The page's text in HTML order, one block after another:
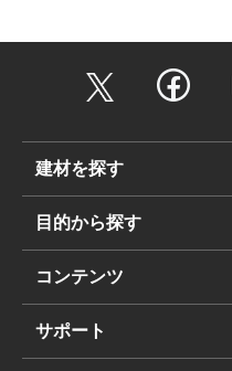
建材を探す
目的から探す
コンテンツ
サポート